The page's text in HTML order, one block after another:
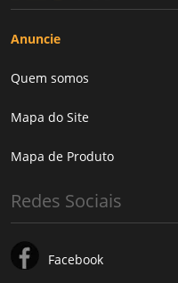
Anuncie
Quem somos
Mapa do Site
Mapa de Produto
Redes Sociais
Facebook